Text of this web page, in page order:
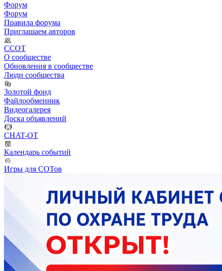
Форум
Форум
Правила форума
Приглашаем авторов
ССОТ
О сообществе
Обновления в сообществе
Люди сообщества
Золотой фонд
Файлообменник
Видеогалерея
Доска объявлений
CHAT-OT
Календарь событий
Игры для СОТов